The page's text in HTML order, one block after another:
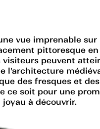
vue imprenable
pittoresque
peuvent
l'architecture
des fresques et
soit pour une
à découvrir.